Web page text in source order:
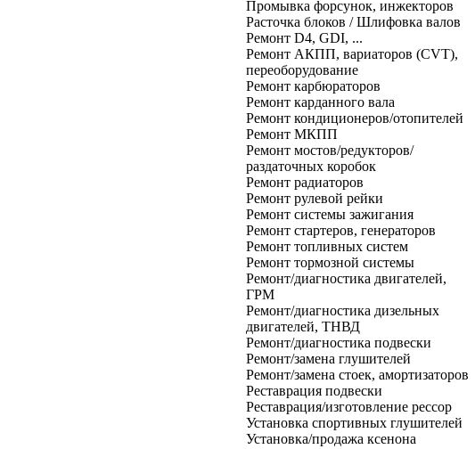
Промывка форсунок, инжекторов
Расточка блоков / Шлифовка валов
Ремонт D4, GDI, ...
Ремонт АКПП, вариаторов (CVT),
переоборудование
Ремонт карбюраторов
Ремонт карданного вала
Ремонт кондиционеров/отопителей
Ремонт МКПП
Ремонт мостов/редукторов/
раздаточных коробок
Ремонт радиаторов
Ремонт рулевой рейки
Ремонт системы зажигания
Ремонт стартеров, генераторов
Ремонт топливных систем
Ремонт тормозной системы
Ремонт/диагностика двигателей,
ГРМ
Ремонт/диагностика дизельных
двигателей, ТНВД
Ремонт/диагностика подвески
Ремонт/замена глушителей
Ремонт/замена стоек, амортизаторов
Реставрация подвески
Реставрация/изготовление рессор
Установка спортивных глушителей
Установка/продажа ксенона